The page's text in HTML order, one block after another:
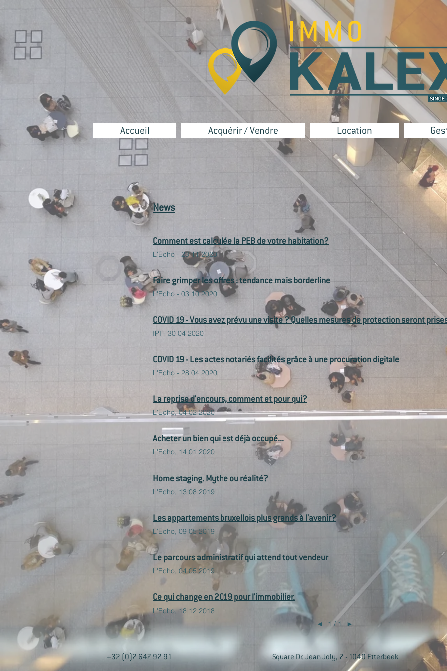
Accueil Acquérir / Vendre Location
News
Comment est calculée la PEB de votre habitation?
L'Echo - 23 11 2020
Faire grimper les offres : tendance mais borderline
L'Echo - 03 10 2020
COVID 19 - Vous avez prévu une visite ? Quelles mesures de protection seront
IPI - 30 04 2020
COVID 19 - Les actes notariés facilités grâce à une procuration digitale
L'Echo - 28 04 2020
La reprise d'encours, comment et pour qui?
L'Echo, 04 02 2020
Acheter un bien qui est déjà occupé...
L'Echo, 14 01 2020
Home staging. Mythe ou réalité?
L'Echo, 13 08 2019
Les appartements bruxellois plus grands à l'avenir?
L'Echo, 09 05 2019
Le parcours administratif qui attend tout vendeur
L'Echo, 04 05 2019
Ce qui change en 2019 pour l'immobilier.
L'Echo, 18 12 2018
◄
1 / 1 ►
+32 (0)2 647 92 91 Square Dr. Jean Joly, 7 - 1040 Etterbeek